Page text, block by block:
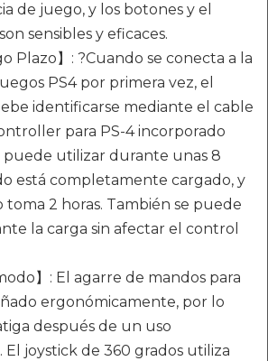
de juego, y los botones y el
sensibles y eficaces.
Plazo】: ?Cuando se conecta a la
PS4 por primera vez, el
identificarse mediante el cable
para PS-4 incorporado
puede utilizar durante unas 8
está completamente cargado, y
toma 2 horas. También se puede
la carga sin afectar el control
】: El agarre de mandos para
ergonómicamente, por lo
después de un uso
joystick de 360 grados utiliza